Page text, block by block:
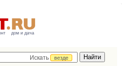
дом и дача
Искать
везде